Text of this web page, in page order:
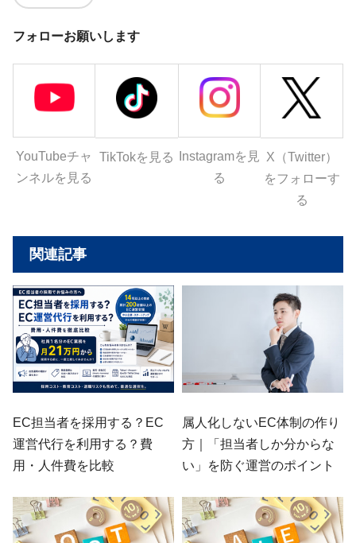
フォローお願いします
YouTubeチャ
ンネルを見る
TikTokを見る
Instagramを見
る
X（Twitter）
をフォローす
る
関連記事
EC担当者を採用する？EC
運営代行を利用する？費
用・人件費を比較
属人化しないEC体制の作り
方｜「担当者しか分からな
い」を防ぐ運営のポイント